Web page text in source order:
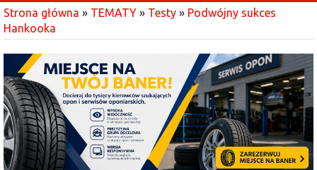
Strona główna » TEMATY » Testy » Podwójny sukces
Hankooka